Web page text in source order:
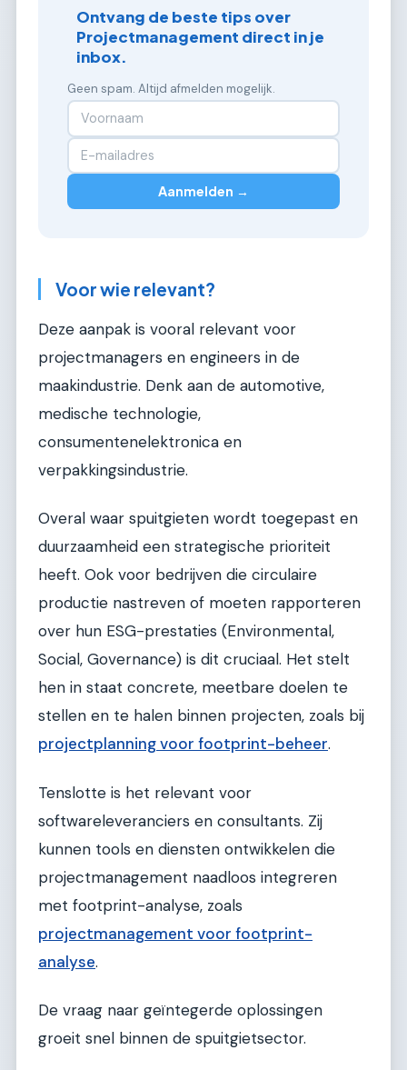
Ontvang de beste tips over
Projectmanagement direct in je
inbox.
Geen spam. Altijd afmelden mogelijk.
Aanmelden →
Voor wie relevant?
Deze aanpak is vooral relevant voor
projectmanagers en engineers in de
maakindustrie. Denk aan de automotive,
medische technologie,
consumentenelektronica en
verpakkingsindustrie.
Overal waar spuitgieten wordt toegepast en
duurzaamheid een strategische prioriteit
heeft. Ook voor bedrijven die circulaire
productie nastreven of moeten rapporteren
over hun ESG-prestaties (Environmental,
Social, Governance) is dit cruciaal. Het stelt
hen in staat concrete, meetbare doelen te
stellen en te halen binnen projecten, zoals bij
projectplanning voor footprint-beheer.
Tenslotte is het relevant voor
softwareleveranciers en consultants. Zij
kunnen tools en diensten ontwikkelen die
projectmanagement naadloos integreren
met footprint-analyse, zoals
projectmanagement voor footprint-
analyse.
De vraag naar geïntegerde oplossingen
groeit snel binnen de spuitgietsector.